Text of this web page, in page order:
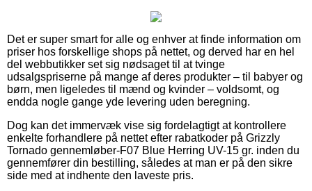
Det er super smart for alle og enhver at finde information om
priser hos forskellige shops på nettet, og derved har en hel
del webbutikker set sig nødsaget til at tvinge
udsalgspriserne på mange af deres produkter – til babyer og
børn, men ligeledes til mænd og kvinder – voldsomt, og
endda nogle gange yde levering uden beregning.
Dog kan det immervæk vise sig fordelagtigt at kontrollere
enkelte forhandlere på nettet efter rabatkoder på Grizzly
Tornado gennemløber-F07 Blue Herring UV-15 gr. inden du
gennemfører din bestilling, således at man er på den sikre
side med at indhente den laveste pris.